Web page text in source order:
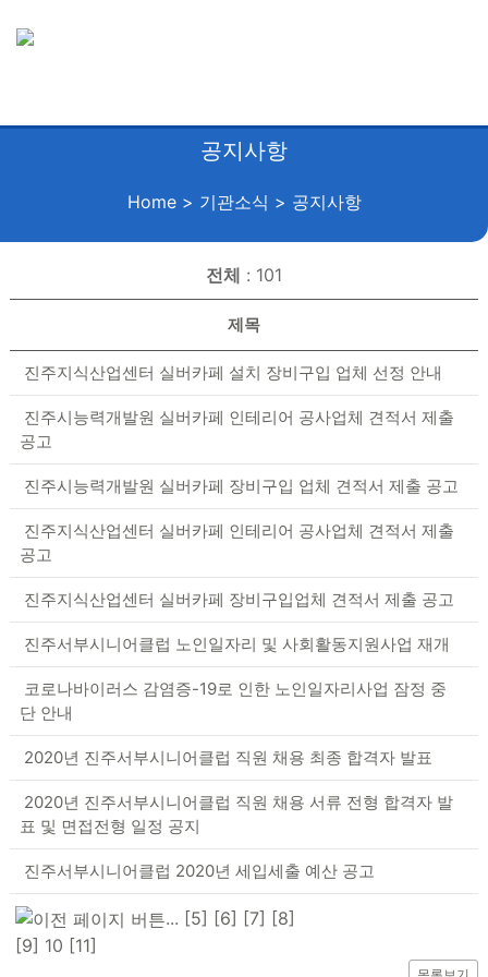
공지사항
Home > 기관소식 > 공지사항
전체 : 101
제목
진주지식산업센터 실버카페 설치 장비구입 업체 선정 안내
진주시능력개발원 실버카페 인테리어 공사업체 견적서 제출
공고
진주시능력개발원 실버카페 장비구입 업체 견적서 제출 공고
진주지식산업센터 실버카페 인테리어 공사업체 견적서 제출
공고
진주지식산업센터 실버카페 장비구입업체 견적서 제출 공고
진주서부시니어클럽 노인일자리 및 사회활동지원사업 재개
코로나바이러스 감염증-19로 인한 노인일자리사업 잠정 중
단 안내
2020년 진주서부시니어클럽 직원 채용 최종 합격자 발표
2020년 진주서부시니어클럽 직원 채용 서류 전형 합격자 발
표 및 면접전형 일정 공지
진주서부시니어클럽 2020년 세입세출 예산 공고
... [5] [6] [7] [8]
[9] 10 [11]